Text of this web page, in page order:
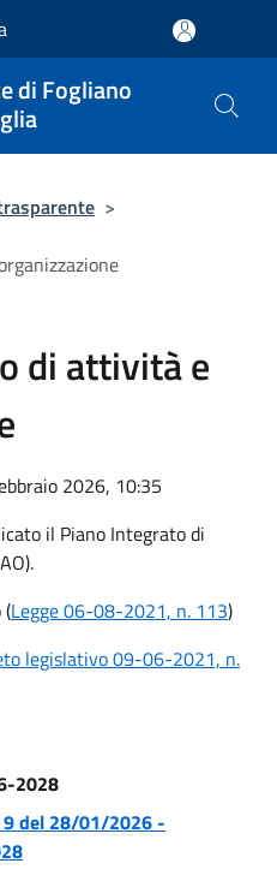
di Fogliano
>
di attività e
2026, 10:35
il Piano Integrato di
(Legge 06-08-2021, n. 113)
legislativo 09-06-2021, n.
2028
9 del 28/01/2026 -